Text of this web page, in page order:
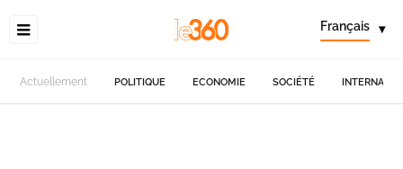
Français ▾
Actuellement POLITIQUE ECONOMIE SOCIÉTÉ